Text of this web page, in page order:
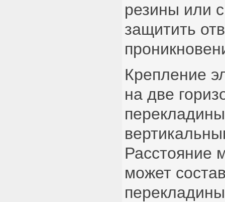
резины или
защитить
Крепление
на две
Расстояние
может